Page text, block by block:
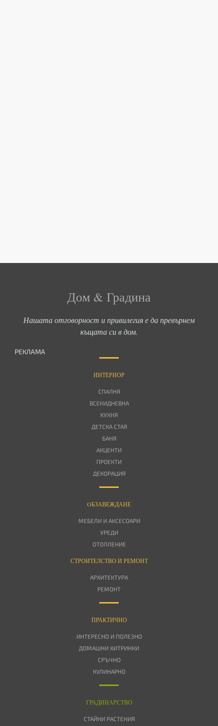
Дом & Градина
Нашата отговорност и привилегия е да превърнем
къщата си в дом.
РЕКЛАМА
ИНТЕРИОР
СПАЛНЯ
ВСЕКИДНЕВНА
КУХНЯ
ДЕТСКА СТАЯ
БАНЯ
АКЦЕНТИ
ПРОЕКТИ
ДЕКОРАЦИЯ
OБЗАВЕЖДАНЕ
МЕБЕЛИ И АКСЕСОАРИ
УРЕДИ
ОТОПЛЕНИЕ
СТРОИТЕЛСТВО И РЕМОНТ
АРХИТЕКТУРА
РЕМОНТ
ПРАКТИЧНО
ИНТЕРЕСНО И ПОЛЕЗНО
ДОМАШНИ ХИТРИНКИ
СРЪЧНО
КУЛИНАРНО
ГРАДИНАРСТВО
СТАЙНИ РАСТЕНИЯ